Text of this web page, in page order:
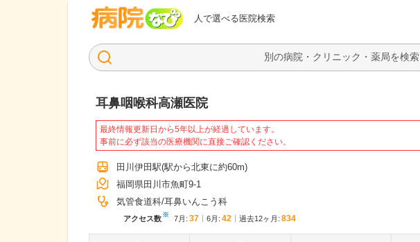
人で選べる医院検索
病院なび
検索
耳鼻咽喉科高瀬医院
最終情報更新日から5年以上が経過しています。
事前に必ず該当の医療機関に直接ご確認ください。
田川伊田駅(駅から北東に約60m)
福岡県田川市魚町9-1
気管食道科 耳鼻いんこう科
アクセス数※ 7月 : 37 6月 : 42 過去12ヶ月: 834